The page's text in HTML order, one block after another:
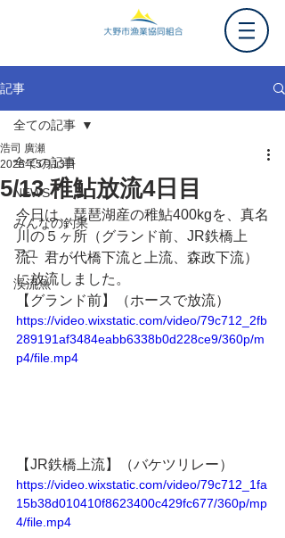
記事
全ての記事
NEWS
みんなの釣果
アユ
渓流魚
全ての記事
5/13 稚鮎放流4日目
浩司 廣瀬
2025年5月13日
今日は、琵琶湖産の稚鮎400kgを、真名
川の５ヶ所（グランド前、JR鉄橋上
流、君が代橋下流と上流、森政下流）
に放流しました。
【グランド前】（ホースで放流）
https://video.wixstatic.com/video/79c712_2fb
289191af3484eabb6338b0d228ce9/360p/m
p4/file.mp4
【JR鉄橋上流】（バケツリレー）
https://video.wixstatic.com/video/79c712_1fa
15b38d010410f8623400c429fc677/360p/mp
4/file.mp4